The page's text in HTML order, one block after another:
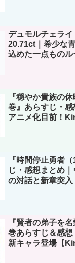
デュモルチェラ
20.71ct｜希少な
込めた一点ものル
『穏やか貴族の
巻』あらすじ・
アニメ化目前！
『時間停止勇者
じ・感想まとめ
の対話と新章突入
『賢者の弟子を
巻あらすじ＆感
新キャラ登場【